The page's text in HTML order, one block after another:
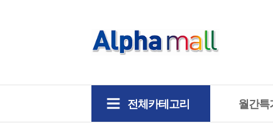
전체카테고리 월간특